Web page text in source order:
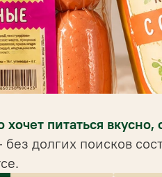
хочет питаться
без долгих поисков